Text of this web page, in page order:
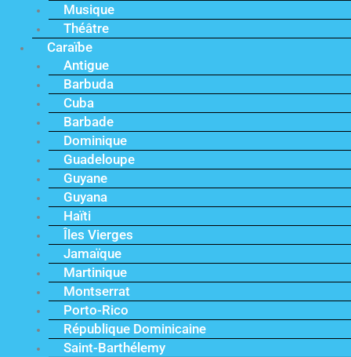
Musique
Théâtre
Caraïbe
Antigue
Barbuda
Cuba
Barbade
Dominique
Guadeloupe
Guyane
Guyana
Haïti
Îles Vierges
Jamaïque
Martinique
Montserrat
Porto-Rico
République Dominicaine
Saint-Barthélemy